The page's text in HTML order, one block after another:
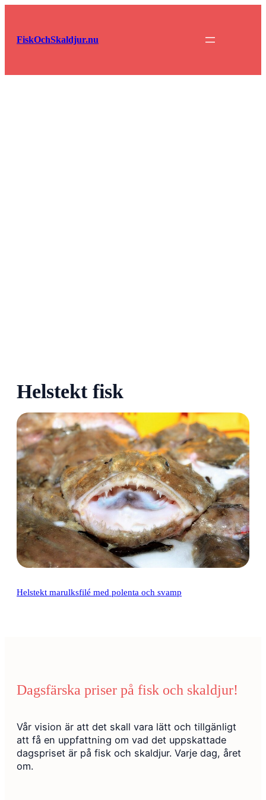
innehåll
FiskOchSkaldjur.nu
Helstekt fisk
Helstekt marulksfilé med polenta och svamp
Dagsfärska priser på fisk och skaldjur!
Vår vision är att det skall vara lätt och tillgänligt
att få en uppfattning om vad det uppskattade
dagspriset är på fisk och skaldjur. Varje dag, året
om.